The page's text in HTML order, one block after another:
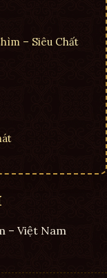
– Siêu Chất
– Việt Nam